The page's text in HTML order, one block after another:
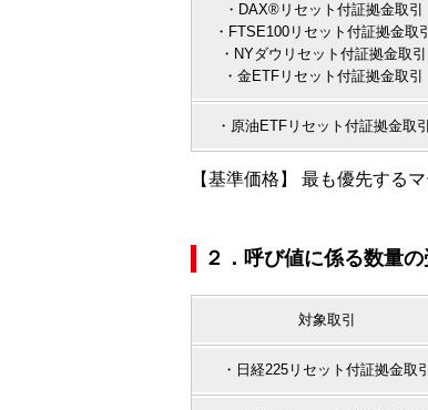
・DAX®リセット付証拠金取引
・FTSE100リセット付証拠金取引
・NYダウリセット付証拠金取引
・金ETFリセット付証拠金取引
・原油ETFリセット付証拠金取引
【基準価格】 最も優先する
２．呼び値に係る数量の
対象取引
・日経225リセット付証拠金取引